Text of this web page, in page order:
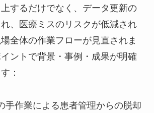
するだけでなく、データ更新の
、医療ミスのリスクが低減され
全体の作業フローが見直されま
ントで背景・事例・成果が明確
：
手作業による患者管理からの脱却